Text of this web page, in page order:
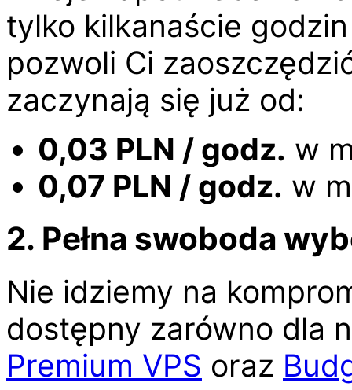
tylko kilkanaście
pozwoli Ci
zaczynają się już od:
0,03 PLN / godz. w
0,07 PLN / godz. w
2. Pełna swoboda
Nie idziemy na
dostępny zarówno dla
Premium VPS oraz